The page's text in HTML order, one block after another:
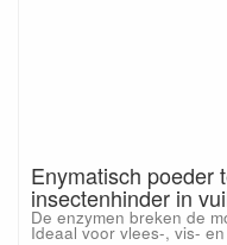
Enymatisch poeder
insectenhinder in
De enzymen breken de
Ideaal voor vlees-, vis-